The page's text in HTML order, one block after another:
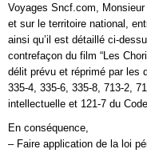
Voyages Sncf.com,
et sur le territoire national,
ainsi qu’il est détaillé ci-
contrefaçon du film “Les
délit prévu et réprimé par les
335-4, 335-6, 335-8, 713-2,
intellectuelle et 121-7 du
En conséquence,
– Faire application de la loi